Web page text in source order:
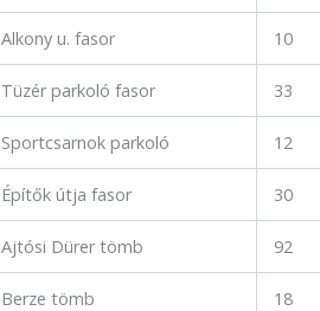
Alkony u. fasor 10
Tüzér parkoló fasor 33
Sportcsarnok parkoló 12
Építők útja fasor 30
Ajtósi Dürer tömb 92
Berze tömb 18